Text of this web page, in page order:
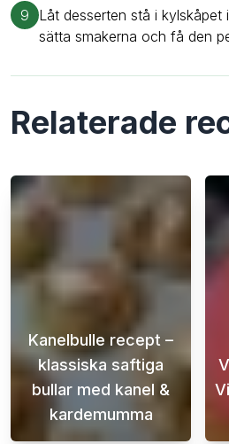
9
Låt desserten stå i kylskåpet
sätta smakerna och få den
Relaterade
Kanelbulle recept –
klassiska saftiga
bullar med kanel &
kardemumma
Det här